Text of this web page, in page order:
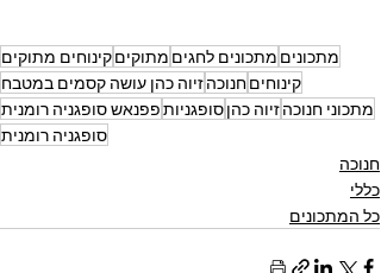
מתכונים מתכונים לחגים מתוקיםקינוחים מתוקים
קינוחיםחנוכהזיוה כהן עושה קסמים במטבח
מתכוני חנוכהזיוה כהןסופגניותפפנאש סופגניה רומנית
סופגניה רומנית
חנוכה
כללי
כל המתכונים